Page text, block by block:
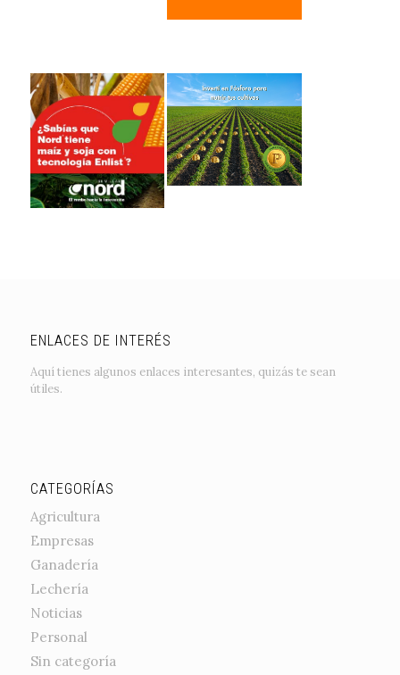
ENLACES DE INTERÉS
Aquí tienes algunos enlaces interesantes, quizás te sean
útiles.
CATEGORÍAS
Agricultura
Empresas
Ganadería
Lechería
Noticias
Personal
Sin categoría